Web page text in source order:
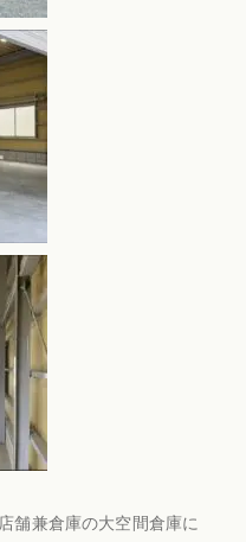
舗兼倉庫の大空間倉庫に